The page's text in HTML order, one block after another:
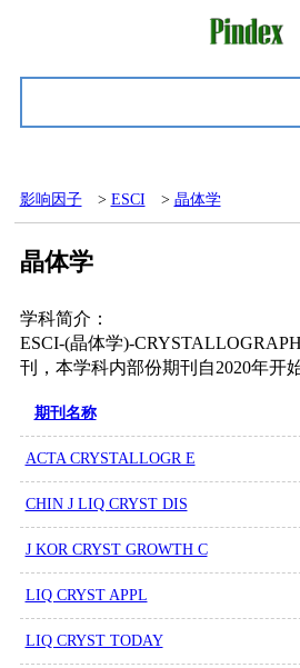
影响因子 > ESCI > 晶体学
晶体学
学科简介：
ESCI-(晶体学)-
刊，本学科内部份期刊自2020年开
期刊名称
ACTA CRYSTALLOGR E
CHIN J LIQ CRYST DIS
J KOR CRYST GROWTH C
LIQ CRYST APPL
LIQ CRYST TODAY